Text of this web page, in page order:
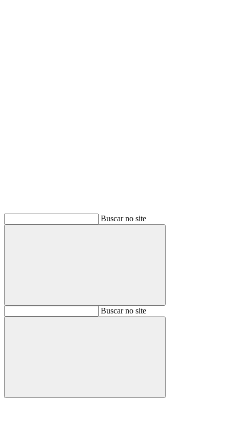
Buscar no site
BuscarBuscar no site
Buscar